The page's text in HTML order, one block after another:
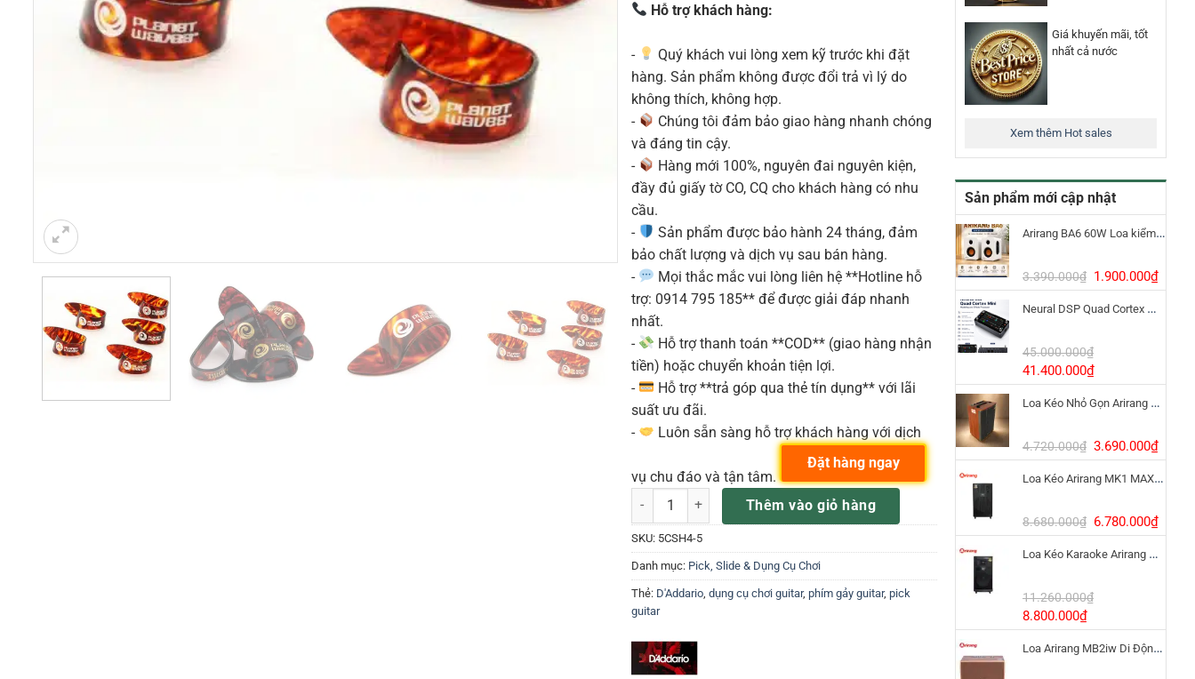
Giá khuyến mãi, tốt
nhất cả nước
Xem thêm Hot sales
Sản phẩm mới cập nhật
Arirang BA6 60W Loa kiểm âm Bluetooth 5.3
3.390.000₫ Giá
gốc
là:
1.900.000₫Giá
hiện
Neural DSP Quad Cortex Mini – Amp Modeler Cao Cấp
45.000.000₫
Giá
gốc
là:
41.400.000₫Giá
hiện
tại
41.400.000₫.
Loa Kéo Nhỏ Gọn Arirang MKS2.5 Bass 12 Inch
4.720.000₫ Giá
gốc
là:
3.690.000₫Giá
hiện
tại
Loa Kéo Arirang MK1 MAX 1200W Pin LiFePo4
8.680.000₫ Giá
gốc
là:
6.780.000₫Giá
hiện
Loa Kéo Karaoke Arirang MK6 MAX Bass 40cm
11.260.000₫
Giá
gốc
là:
8.800.000₫Giá
hiện
tại
Loa Arirang MB2iw Di Động 1200W Kèm Micro
Hỗ trợ khách hàng:
-
Quý khách vui lòng xem kỹ trước khi đặt
hàng. Sản phẩm không được đổi trả vì lý do
không thích, không hợp.
-
Chúng tôi đảm bảo giao hàng nhanh chóng
và đáng tin cậy.
-
Hàng mới 100%, nguyên đai nguyên kiện,
đầy đủ giấy tờ CO, CQ cho khách hàng có nhu
cầu.
-
Sản phẩm được bảo hành 24 tháng, đảm
bảo chất lượng và dịch vụ sau bán hàng.
-
Mọi thắc mắc vui lòng liên hệ **Hotline hỗ
trợ: 0914 795 185** để được giải đáp nhanh
nhất.
-
Hỗ trợ thanh toán **COD** (giao hàng nhận
tiền) hoặc chuyển khoản tiện lợi.
-
Hỗ trợ **trả góp qua thẻ tín dụng** với lãi
suất ưu đãi.
-
Luôn sẵn sàng hỗ trợ khách hàng với dịch
vụ chu đáo và tận tâm.
Móng gảy đàn guitar 5CSH4-5 D'Addario của Mỹ số lượng
Thêm vào giỏ hàng
Đặt hàng ngay
SKU: 5CSH4-5
Danh mục: Pick, Slide & Dụng Cụ Chơi
Thẻ: D'Addario dụng cụ chơi guitar, phím gảy guitar, pick
guitar